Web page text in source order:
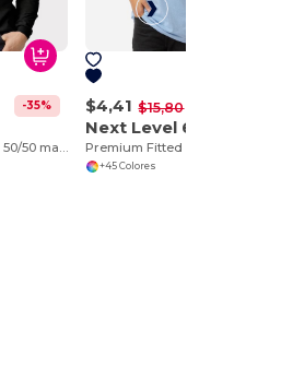
-35% $4,41 $15,80
Next Level 6210
Premium Fitted CVC Crew
+45 Colores